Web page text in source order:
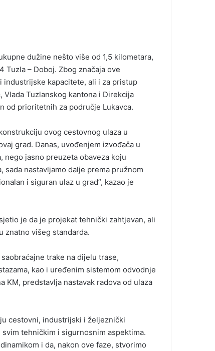
dužine nešto više od 1,5 kilometara,
Tuzla – Doboj. Zbog značaja ove
industrijske kapacitete, ali i za pristup
Tuzlanskog kantona i Direkcija
od prioritetnih za područje Lukavca.
ovog cestovnog ulaza u
grad. Danas, uvođenjem izvođača u
nego jasno preuzeta obaveza koju
nastavljamo dalje prema pružnom
i siguran ulaz u grad”, kazao je
je da je projekat tehnički zahtjevan, ali
znatno višeg standarda.
trake na dijelu trase,
kao i uređenim sistemom odvodnje
KM, predstavlja nastavak radova od ulaza
cestovni, industrijski i željeznički
tehničkim i sigurnosnim aspektima.
i da, nakon ove faze, stvorimo